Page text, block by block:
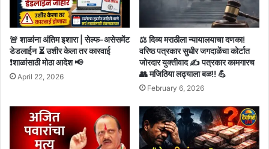
🚨 शाळांना अंतिम इशारा | सेल्फ-असेसमेंट
डेडलाईन ⏳ उशीर केला तर कारवाई
❗शाळांसाठी मोठा आदेश 📢
April 22, 2026
⚖️ दिव्य मराठीला न्यायालयाचा दणका!
वरिष्ठ पत्रकार सुधीर जगदाळेंचा कोर्टात
जोरदार युक्तीवाद ✍️ पत्रकार कामगारच
👥 मजिठिया लढ्याला बळ!! 💪
February 6, 2026